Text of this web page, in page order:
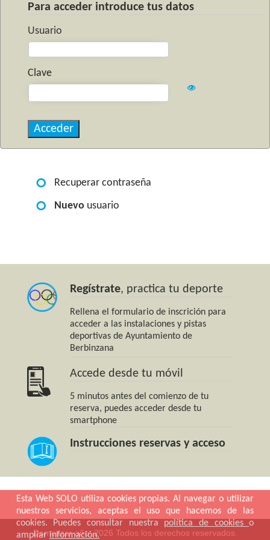
Para acceder introduce tus datos
Usuario
Clave
Recuperar contraseña
Nuevo usuario
Regístrate, practica tu deporte
Rellena el formulario de inscrición para
acceder a las instalaciones y pistas
deportivas de Ayuntamiento de
Berbinzana
Accede desde tu móvil
5 minutos antes del comienzo de tu
reserva, puedes acceder desde tu
smartphone
Instrucciones reservas y acceso
Domotizar año: 2026 Todos los derechos reservados.
Esta Web SOLO utiliza cookies propias. Al navegar o utilizar
nuestros servicios, aceptas el uso que hacemos de las
cookies. Puedes consultar nuestra política de cookieso
ampliarinformación.